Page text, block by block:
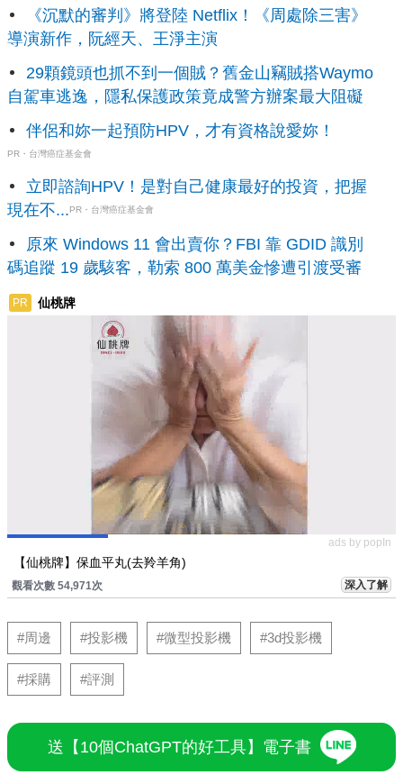
《沉默的審判》將登陸 Netflix！《周處除三害》
導演新作，阮經天、王淨主演
29顆鏡頭也抓不到一個賊？舊金山竊賊搭Waymo
自駕車逃逸，隱私保護政策竟成警方辦案最大阻礙
伴侶和妳一起預防HPV，才有資格說愛妳！
PR・台灣癌症基金會
立即諮詢HPV！是對自己健康最好的投資，把握
現在不... PR・台灣癌症基金會
原來 Windows 11 會出賣你？FBI 靠 GDID 識別
碼追蹤 19 歲駭客，勒索 800 萬美金慘遭引渡受審
PR 仙桃牌
ads by popIn
【仙桃牌】保血平丸(去羚羊角)
觀看次數 54,971次 深入了解
#周邊 #投影機 #微型投影機 #3d投影機
#採購 #評測
送【10個ChatGPT的好工具】電子書